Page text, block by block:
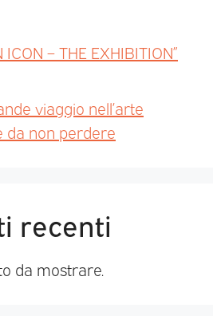
– THE EXHIBITION”
viaggio nell’arte
da non perdere
recenti
da mostrare.